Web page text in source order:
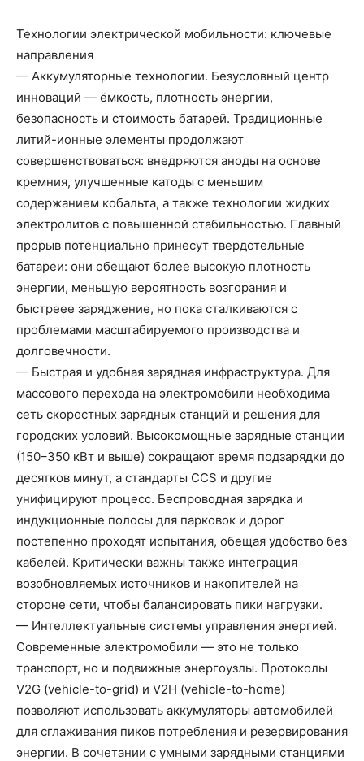
Технологии электрической мобильности: ключевые
направления
— Аккумуляторные технологии. Безусловный центр
инноваций — ёмкость, плотность энергии,
безопасность и стоимость батарей. Традиционные
литий-ионные элементы продолжают
совершенствоваться: внедряются аноды на основе
кремния, улучшенные катоды с меньшим
содержанием кобальта, а также технологии жидких
электролитов с повышенной стабильностью. Главный
прорыв потенциально принесут твердотельные
батареи: они обещают более высокую плотность
энергии, меньшую вероятность возгорания и
быстреее заряджение, но пока сталкиваются с
проблемами масштабируемого производства и
долговечности.
— Быстрая и удобная зарядная инфраструктура. Для
массового перехода на электромобили необходима
сеть скоростных зарядных станций и решения для
городских условий. Высокомощные зарядные станции
(150–350 кВт и выше) сокращают время подзарядки до
десятков минут, а стандарты CCS и другие
унифицируют процесс. Беспроводная зарядка и
индукционные полосы для парковок и дорог
постепенно проходят испытания, обещая удобство без
кабелей. Критически важны также интеграция
возобновляемых источников и накопителей на
стороне сети, чтобы балансировать пики нагрузки.
— Интеллектуальные системы управления энергией.
Современные электромобили — это не только
транспорт, но и подвижные энергоузлы. Протоколы
V2G (vehicle-to-grid) и V2H (vehicle-to-home)
позволяют использовать аккумуляторы автомобилей
для сглаживания пиков потребления и резервирования
энергии. В сочетании с умными зарядными станциями